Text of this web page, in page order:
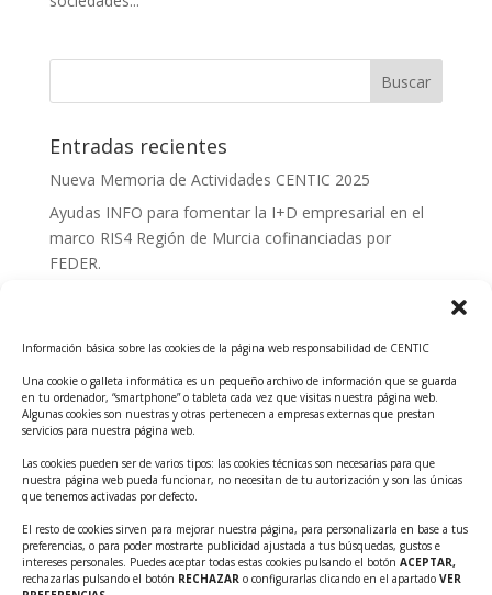
Información básica sobre las cookies de la página web responsabilidad de CENTIC
Una cookie o galleta informática es un pequeño archivo de información que se guarda
en tu ordenador, “smartphone” o tableta cada vez que visitas nuestra página web.
Algunas cookies son nuestras y otras pertenecen a empresas externas que prestan
servicios para nuestra página web.
Las cookies pueden ser de varios tipos: las cookies técnicas son necesarias para que
nuestra página web pueda funcionar, no necesitan de tu autorización y son las únicas
que tenemos activadas por defecto.
El resto de cookies sirven para mejorar nuestra página, para personalizarla en base a tus
preferencias, o para poder mostrarte publicidad ajustada a tus búsquedas, gustos e
intereses personales. Puedes aceptar todas estas cookies pulsando el botón ACEPTAR,
rechazarlas pulsando el botón RECHAZAR o configurarlas clicando en el apartado VER
Entradas recientes
Nueva Memoria de Actividades CENTIC 2025
Ayudas INFO para fomentar la I+D empresarial en el
marco RIS4 Región de Murcia cofinanciadas por
FEDER.
Tecnológicos 2ª ed.
Ayudas INFO para el apoyo a las empresas
innovadoras con potencial tecnológico y escalables
Convocatoria Cheque de Innovación. Ayudas INFO
para la contratación de servicios de Innovación y
Competitividad
Cheque Inversión del INFO. Ayudas para la
contratación de servicios de Innovación y
Competitividad para apoyar rondas de financiación.